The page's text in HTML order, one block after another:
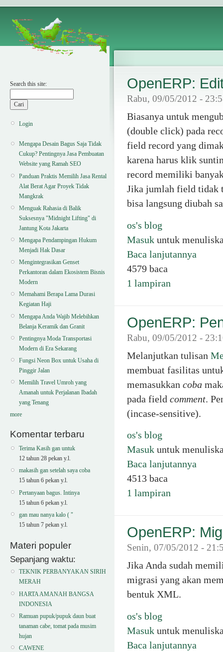
Search this site:
Login
Mengapa Desain Bagus Saja Tidak
Cukup? Pentingnya Jasa Pembuatan
Website yang Ramah SEO
Panduan Praktis Memilih Jasa Rental
Alat Berat Agar Proyek Tidak
Mangkrak
Menguak Rahasia di Balik
Suksesnya "Midnight Lifting" di
Jantung Kota Jakarta
Mengapa Pendampingan Hukum
Menjadi Hak Dasar
Mengintegrasikan Genset
Perkantoran dalam Ekosistem Bisnis
Modern
Memahami Berapa Lama Durasi
Kegiatan Haji
Mengapa Anda Wajib Melebihkan
Belanja Keramik dan Granit
Pentingnya Moda Transportasi
Modern di Era Sekarang
Fungsi Neon Box untuk Usaha di
Pinggir Jalan
Memilih Travel Umroh yang
Amanah untuk Perjalanan Ibadah
yang Tenang
more
Komentar terbaru
Terima Kasih gan untuk
12 tahun 28 pekan y.l.
makasih gan setelah saya coba
15 tahun 6 pekan y.l.
Pertanyaan bagus. Intinya
15 tahun 6 pekan y.l.
gan mau nanya kalo ( "
15 tahun 7 pekan y.l.
Materi populer
Sepanjang waktu:
TEKNIK PERBANYAKAN SIRIH
MERAH
HARTA AMANAH BANGSA
INDONESIA
Ramuan pupuk/pupuk daun buat
tanaman cabe, tomat pada musim
hujan
CAWENE
OpenERP:
Rabu, 09/05/2012 -
Biasanya untuk
(double click) pada
field record yang
karena harus klik
record memiliki
Jika jumlah field tidak
bisa langsung diubah
os's blog
Masuk untuk
Baca lanjutannya
4579 baca
1 lampiran
OpenERP:
Rabu, 09/05/2012 -
Melanjutkan tulisan
membuat fasilitas
memasukkan coba
pada field comment.
(incase-sensitive).
os's blog
Masuk untuk
Baca lanjutannya
4513 baca
1 lampiran
OpenERP:
Senin, 07/05/2012 -
Jika Anda sudah
migrasi yang akan
bentuk XML.
os's blog
Masuk untuk
Baca lanjutannya